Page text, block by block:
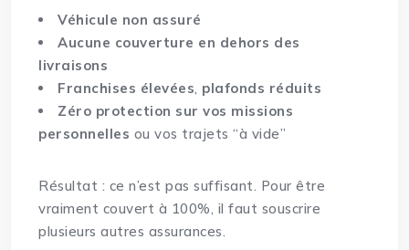
Véhicule non assuré
Aucune couverture en dehors des
livraisons
Franchises élevées, plafonds réduits
Zéro protection sur vos missions
personnelles ou vos trajets “à vide”
Résultat : ce n’est pas suffisant. Pour être
vraiment couvert à 100%, il faut souscrire
plusieurs autres assurances.